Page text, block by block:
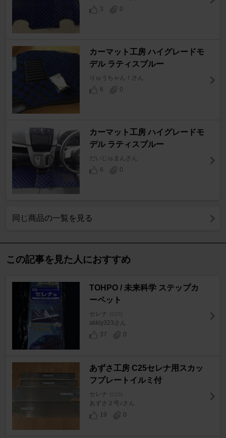
3
0
カーマット工房 ハイグレードモ
デル ラティスブルー
りゅうちゃん！さん
6
0
カーマット工房 ハイグレードモ
デル ラティスブルー
だいじゅまんさん
6
0
同じ商品の一覧を見る
この記事を見た人におすすめ
TOHPO / 未来科学 ステップカ
ーペット
セレナ
akkiy323さん
37
0
あずさ工房 C25セレナ用スカッ
フプレートイルミ付
セレナ
あずさ２号♪さん
19
0